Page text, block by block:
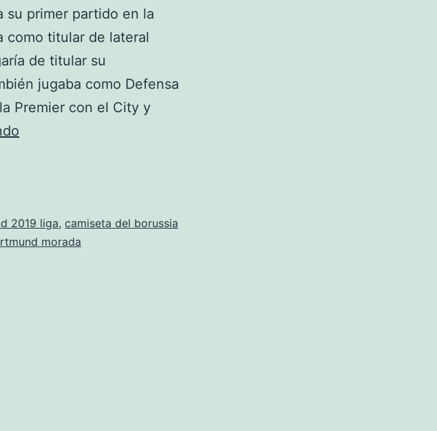
su primer partido en la
como titular de lateral
de titular su
jugaba como Defensa
Premier con el City y
2017
puma
2019 liga, camiseta del borussia
morada